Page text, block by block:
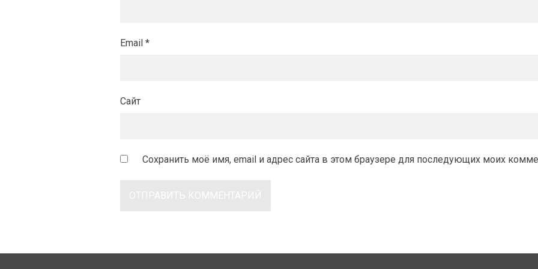
Email *
Сайт
Сохранить моё имя, email и адрес сайта в этом браузере для последующих моих